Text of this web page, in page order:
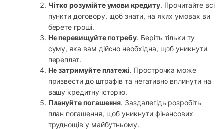
Чітко розумійте умови кредиту. Прочитайте всі
пункти договору, щоб знати, на яких умовах ви
берете гроші.
Не перевищуйте потребу. Беріть тільки ту
суму, яка вам дійсно необхідна, щоб уникнути
переплат.
Не затримуйте платежі. Прострочка може
призвести до штрафів та негативно вплинути на
вашу кредитну історію.
Плануйте погашення. Заздалегідь розробіть
план погашення, щоб уникнути фінансових
труднощів у майбутньому.